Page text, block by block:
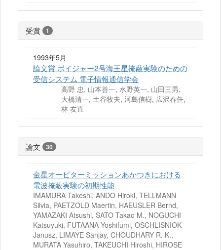
受賞 1
1993年5月
論文賞 ボイジャー2号海王星掩蔽実験のための
受信システム 電子情報通信学会
高野 忠, 山本善一, 水野英一, 山田三男,
大橋清一, 土谷牧夫, 河島信樹, 広沢春任,
林 友直
論文 30
金星オービターミッションあかつきにおける
電波掩蔽実験の初期性能
IMAMURA Takeshi, ANDO Hiroki, TELLMANN
Silvia, PAETZOLD Maertin, HAEUSLER Bernd,
YAMAZAKI Atsushi, SATO Takao M., NOGUCHI
Katsuyuki, FUTAANA Yoshifumi, OSCHLISNIOK
Janusz, LIMAYE Sanjay, CHOUDHARY R. K.,
MURATA Yasuhiro, TAKEUCHI Hiroshi, HIROSE